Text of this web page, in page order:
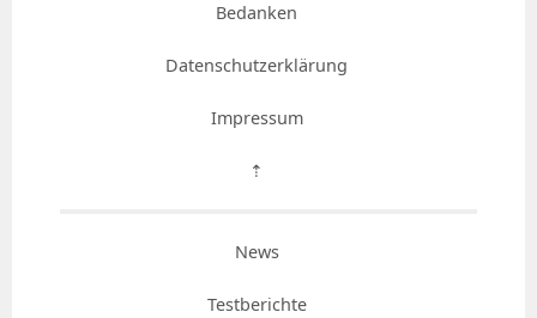
Bedanken
Datenschutzerklärung
Impressum
⇡
News
Testberichte